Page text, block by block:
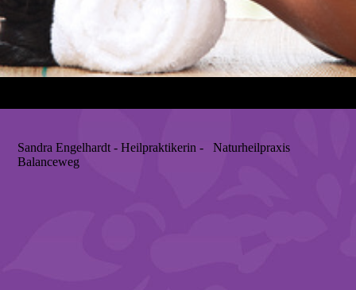
Sandra Engelhardt - Heilpraktikerin - Naturheilpraxis
Balanceweg